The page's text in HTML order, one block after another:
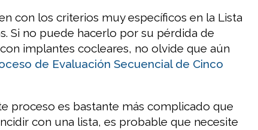
con los criterios muy específicos en la Lista
Si no puede hacerlo por su pérdida de
implantes cocleares, no olvide que aún
de Evaluación Secuencial de Cinco
proceso es bastante más complicado que
con una lista, es probable que necesite